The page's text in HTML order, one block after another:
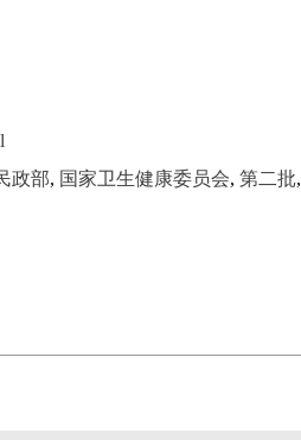
政部, 国家卫生健康委员会, 第二批,